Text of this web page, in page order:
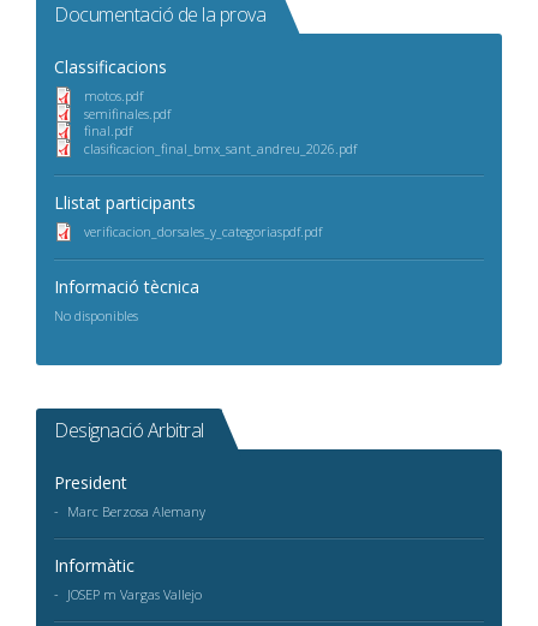
Documentació de la prova
Classificacions
motos.pdf
semifinales.pdf
final.pdf
clasificacion_final_bmx_sant_andreu_2026.pdf
Llistat participants
verificacion_dorsales_y_categoriaspdf.pdf
Informació tècnica
No disponibles
Designació Arbitral
President
Marc Berzosa Alemany
Informàtic
JOSEP m Vargas Vallejo